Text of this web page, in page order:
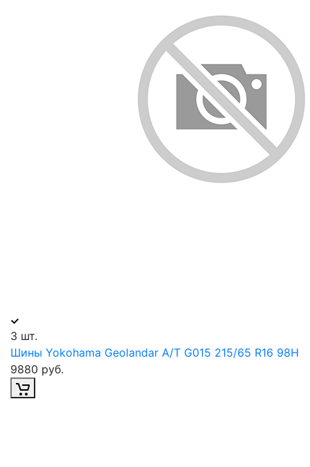
3 шт.
Шины Yokohama Geolandar A/T G015 215/65 R16 98H
9880 руб.